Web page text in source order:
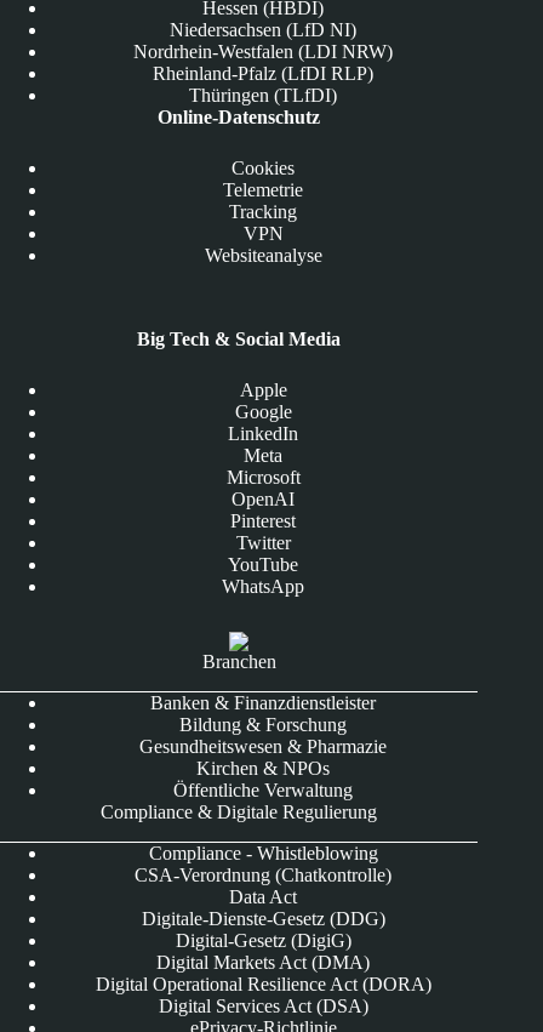
Hessen (HBDI)
Niedersachsen (LfD NI)
Nordrhein-Westfalen (LDI NRW)
Rheinland-Pfalz (LfDI RLP)
Thüringen (TLfDI)
Online-Datenschutz
Cookies
Telemetrie
Tracking
VPN
Websiteanalyse
Big Tech & Social Media
Apple
Google
LinkedIn
Meta
Microsoft
OpenAI
Pinterest
Twitter
YouTube
WhatsApp
Branchen
Banken & Finanzdienstleister
Bildung & Forschung
Gesundheitswesen & Pharmazie
Kirchen & NPOs
Öffentliche Verwaltung
Compliance & Digitale Regulierung
Compliance - Whistleblowing
CSA-Verordnung (Chatkontrolle)
Data Act
Digitale-Dienste-Gesetz (DDG)
Digital-Gesetz (DigiG)
Digital Markets Act (DMA)
Digital Operational Resilience Act (DORA)
Digital Services Act (DSA)
ePrivacy-Richtlinie